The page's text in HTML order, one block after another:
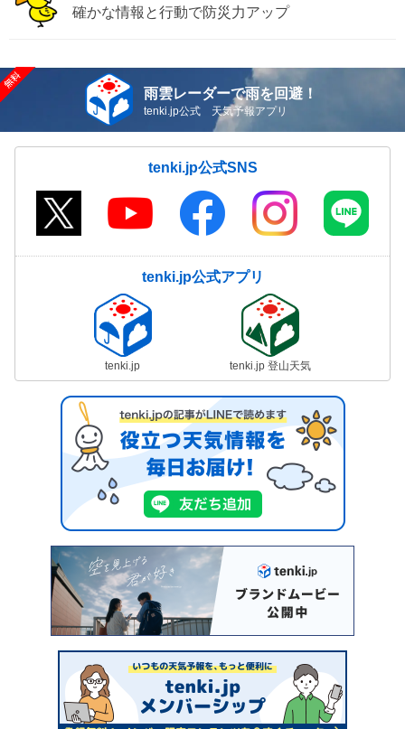
確かな情報と行動で防災力アップ
雨雲レーダーで雨を回避！
tenki.jp公式 天気予報アプリ
tenki.jp公式SNS
tenki.jp公式アプリ
tenki.jp tenki.jp 登山天気